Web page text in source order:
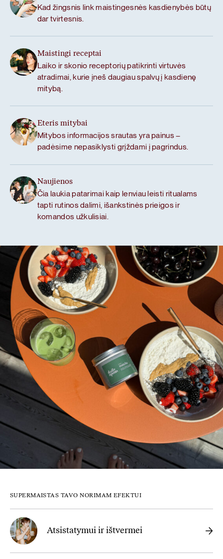
Kad žingsnis link maistingesnės kasdienybės būtų
dar tvirtesnis.
Maistingi receptai
Laiko ir skonio receptorių patikrinti virtuvės
atradimai, kurie įneš daugiau spalvų į kasdienę
mitybą.
Eteris mitybai
Mitybos informacijos srautas yra painus –
padėsime nepasiklysti grįždami į pagrindus.
Naujienos
Čia laukia patarimai kaip lenviau leisti ritualams
tapti rutinos dalimi, išankstinės prieigos ir
komandos užkulisiai.
SUPERMAISTAS TAVO NORIMAM EFEKTUI
Atsistatymui ir ištvermei